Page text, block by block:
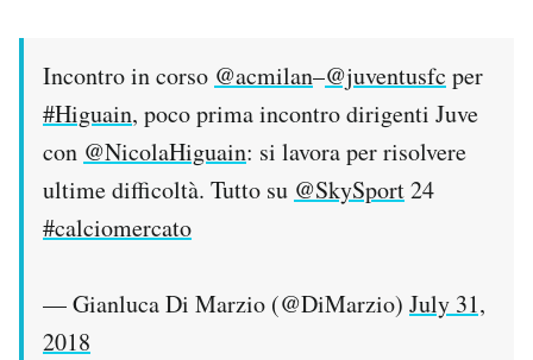
Incontro in corso @acmilan–@juventusfc per
#Higuain, poco prima incontro dirigenti Juve
con @NicolaHiguain: si lavora per risolvere
ultime difficoltà. Tutto su @SkySport24
#calciomercato
— Gianluca Di Marzio (@DiMarzio) July 31,
2018